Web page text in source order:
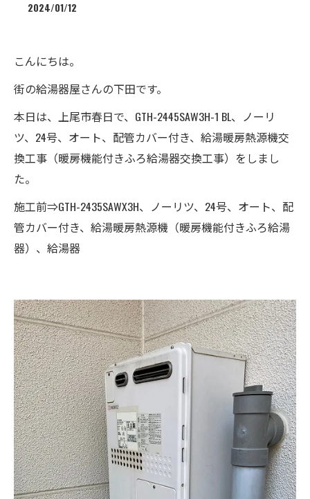
2024/01/12
こんにちは。
街の給湯器屋さんの下田です。
本日は、上尾市春日で、GTH-2445SAW3H-1 BL、ノーリ
ツ、24号、オート、配管カバー付き、給湯暖房熱源機交
換工事（暖房機能付きふろ給湯器交換工事）をしまし
た。
施工前⇒GTH-2435SAWX3H、ノーリツ、24号、オート、配
管カバー付き、給湯暖房熱源機（暖房機能付きふろ給湯
器）、給湯器